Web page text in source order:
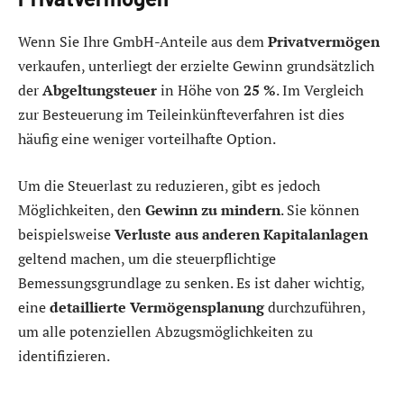
Wenn Sie Ihre GmbH-Anteile aus demPrivatvermögen
verkaufen, unterliegt der erzielte Gewinn grundsätzlich
derAbgeltungsteuerin Höhe von 25 %. Im Vergleich
zur Besteuerung im Teileinkünfteverfahren ist dies
häufig eine weniger vorteilhafte Option.
Um die Steuerlast zu reduzieren, gibt es jedoch
Möglichkeiten, den Gewinn zu mindern. Sie können
beispielsweiseVerluste aus anderen Kapitalanlagen
geltend machen, um die steuerpflichtige
Bemessungsgrundlage zu senken. Es ist daher wichtig,
einedetaillierte Vermögensplanungdurchzuführen,
um alle potenziellen Abzugsmöglichkeiten zu
identifizieren.